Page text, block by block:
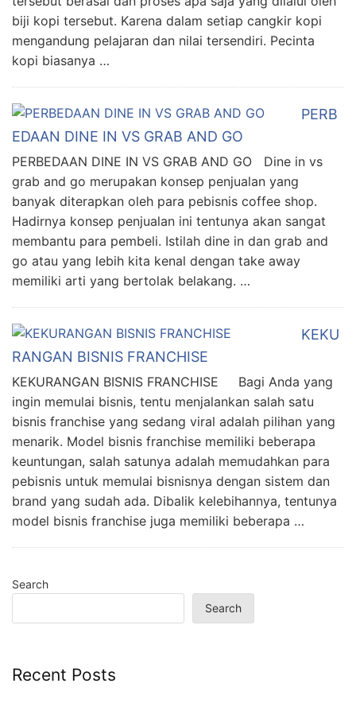
biji kopi tersebut. Karena dalam setiap cangkir kopi
mengandung pelajaran dan nilai tersendiri. Pecinta
kopi biasanya …
PERB
EDAAN DINE IN VS GRAB AND GO
PERBEDAAN DINE IN VS GRAB AND GO Dine in vs
grab and go merupakan konsep penjualan yang
banyak diterapkan oleh para pebisnis coffee shop.
Hadirnya konsep penjualan ini tentunya akan sangat
membantu para pembeli. Istilah dine in dan grab and
go atau yang lebih kita kenal dengan take away
memiliki arti yang bertolak belakang. …
KEKU
RANGAN BISNIS FRANCHISE
KEKURANGAN BISNIS FRANCHISE Bagi Anda yang
ingin memulai bisnis, tentu menjalankan salah satu
bisnis franchise yang sedang viral adalah pilihan yang
menarik. Model bisnis franchise memiliki beberapa
keuntungan, salah satunya adalah memudahkan para
pebisnis untuk memulai bisnisnya dengan sistem dan
brand yang sudah ada. Dibalik kelebihannya, tentunya
model bisnis franchise juga memiliki beberapa …
Search
Search
Recent Posts